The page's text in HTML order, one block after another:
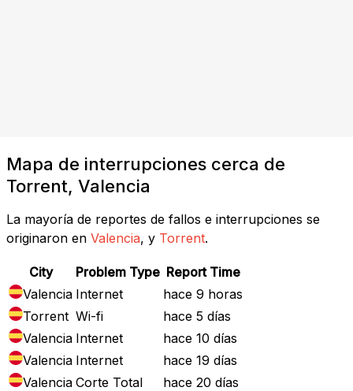
Mapa de interrupciones cerca de
Torrent, Valencia
La mayoría de reportes de fallos e interrupciones se
originaron en Valencia, y Torrent.
City Problem Type Report Time
Valencia Internet
hace 9 horas
Torrent Wi-fi
hace 5 días
Valencia Internet
hace 10 días
Valencia Internet
hace 19 días
Valencia Corte Total
hace 20 días